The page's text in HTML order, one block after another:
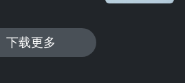
下载更多